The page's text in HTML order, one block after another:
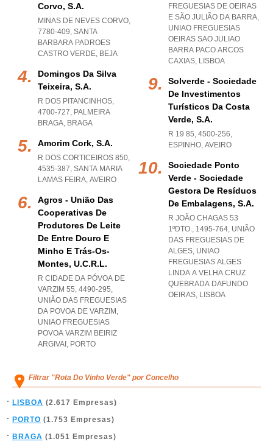
Corvo, S.a.
MINAS DE NEVES CORVO,
7780-409, SANTA
BARBARA PADROES
CASTRO VERDE, BEJA
Domingos Da Silva
Teixeira, S.a.
R DOS PITANCINHOS,
4700-727, PALMEIRA
BRAGA, BRAGA
Amorim Cork, S.a.
R DOS CORTICEIROS 850,
4535-387, SANTA MARIA
LAMAS FEIRA, AVEIRO
Agros - União Das
Cooperativas De
Produtores De Leite
De Entre Douro E
Minho E Trás-Os-
Montes, U.c.r.l.
R CIDADE DA PÓVOA DE
VARZIM 55, 4490-295,
UNIÃO DAS FREGUESIAS
DA POVOA DE VARZIM ,
UNIAO FREGUESIAS
POVOA VARZIM BEIRIZ
ARGIVAI , PORTO
FREGUESIAS DE OEIRAS
E SÃO JULIÃO DA BARRA,
UNIAO FREGUESIAS
OEIRAS SAO JULIAO
BARRA PACO ARCOS
CAXIAS, LISBOA
Solverde - Sociedade
De Investimentos
Turísticos Da Costa
Verde, S.a.
R 19 85, 4500-256,
ESPINHO, AVEIRO
Sociedade Ponto
Verde - Sociedade
Gestora De Resíduos
De Embalagens, S.a.
R JOÃO CHAGAS 53
1ºDTO., 1495-764, UNIÃO
DAS FREGUESIAS DE
ALGES, UNIAO
FREGUESIAS ALGES
LINDA A VELHA CRUZ
QUEBRADA DAFUNDO
OEIRAS, LISBOA
Filtrar "Rota Do Vinho Verde" por Concelho
LISBOA (2.617 Empresas)
PORTO (1.753 Empresas)
BRAGA (1.051 Empresas)